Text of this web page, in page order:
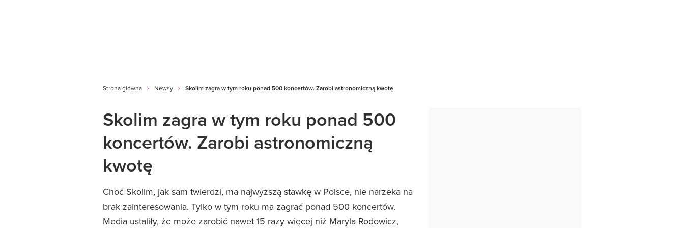
Strona główna Newsy Skolim zagra w tym roku ponad 500 koncertów. Zarobi astronomiczną kwotę
Skolim zagra w tym roku ponad 500
koncertów. Zarobi astronomiczną
kwotę
Choć Skolim, jak sam twierdzi, ma najwyższą stawkę w Polsce, nie narzeka na
brak zainteresowania. Tylko w tym roku ma zagrać ponad 500 koncertów.
Media ustaliły, że może zarobić nawet 15 razy więcej niż Maryla Rodowicz,